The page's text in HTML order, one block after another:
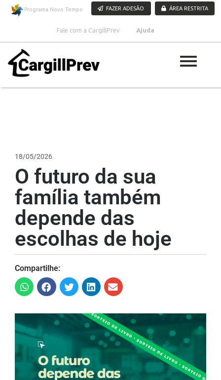
Pular para o conteúdo
Programa Novo Tempo FAZER ADESÃO ÁREA RESTRITA
Fale com a CargillPrev Ajuda
18/05/2026
O futuro da sua
família também
depende das
escolhas de hoje
Compartilhe: